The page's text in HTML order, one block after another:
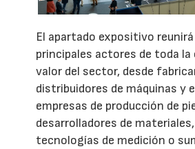
El apartado expositivo
principales actores de toda la
valor del sector, desde
distribuidores de máquinas y
empresas de producción de
desarrolladores de
tecnologías de medición o